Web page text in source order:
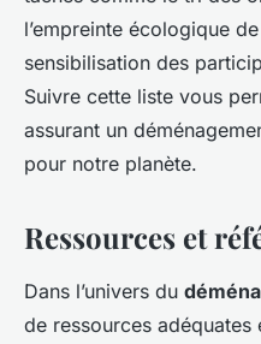
l’empreinte écologique
sensibilisation des
Suivre cette liste vous
assurant un
pour notre planète.
Ressources et
Dans l’univers du
de ressources